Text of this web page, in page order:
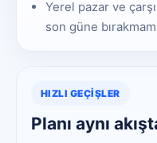
Yerel pazar ve
son güne
HIZLI GEÇIŞLER
Planı aynı